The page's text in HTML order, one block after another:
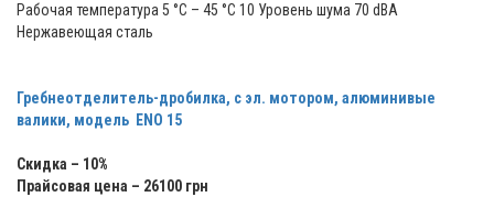
Рабочая температура 5 °С – 45 °С 10 Уровень шума 70 dBA
Нержавеющая сталь
Гребнеотделитель-дробилка, с эл. мотором, алюминивые
валики, модель ENO 15
Скидка – 10%
Прайсовая цена – 26100 грн